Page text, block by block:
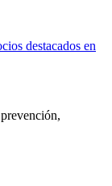
destacados en